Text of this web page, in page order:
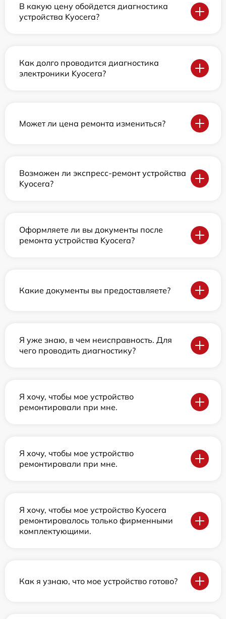
В какую цену обойдется диагностика
устройства Kyocera?
Как долго проводится диагностика
электроники Kyocera?
Может ли цена ремонта измениться?
Возможен ли экспресс-ремонт устройства
Kyocera?
Оформляете ли вы документы после
ремонта устройства Kyocera?
Какие документы вы предоставляете?
Я уже знаю, в чем неисправность. Для
чего проводить диагностику?
Я хочу, чтобы мое устройство
ремонтировали при мне.
Я хочу, чтобы мое устройство
ремонтировали при мне.
Я хочу, чтобы мое устройство Kyocera
ремонтировалось только фирменными
комплектующими.
Как я узнаю, что мое устройство готово?